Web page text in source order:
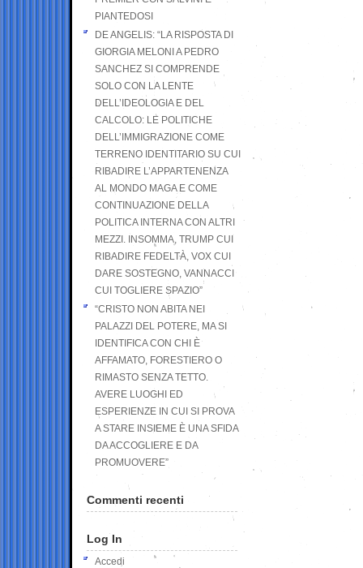
PIANTEDOSI
DE ANGELIS: “LA RISPOSTA DI
GIORGIA MELONI A PEDRO
SANCHEZ SI COMPRENDE
SOLO CON LA LENTE
DELL’IDEOLOGIA E DEL
CALCOLO: LE POLITICHE
DELL’IMMIGRAZIONE COME
TERRENO IDENTITARIO SU CUI
RIBADIRE L’APPARTENENZA
AL MONDO MAGA E COME
CONTINUAZIONE DELLA
POLITICA INTERNA CON ALTRI
MEZZI. INSOMMA, TRUMP CUI
RIBADIRE FEDELTÀ, VOX CUI
DARE SOSTEGNO, VANNACCI
CUI TOGLIERE SPAZIO”
“CRISTO NON ABITA NEI
PALAZZI DEL POTERE, MA SI
IDENTIFICA CON CHI È
AFFAMATO, FORESTIERO O
RIMASTO SENZA TETTO.
AVERE LUOGHI ED
ESPERIENZE IN CUI SI PROVA
A STARE INSIEME È UNA SFIDA
DA ACCOGLIERE E DA
PROMUOVERE”
Commenti recenti
Log In
Accedi